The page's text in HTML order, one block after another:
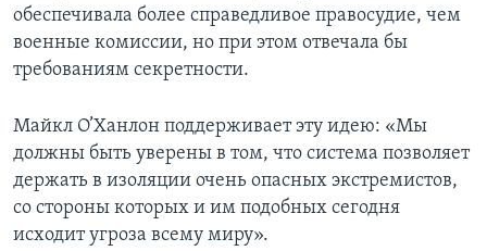
обеспечивала более справедливое правосудие, чем
военные комиссии, но при этом отвечала бы
требованиям секретности.
Майкл О’Ханлон поддерживает эту идею: «Мы
должны быть уверены в том, что система позволяет
держать в изоляции очень опасных экстремистов,
со стороны которых и им подобных сегодня
исходит угроза всему миру».